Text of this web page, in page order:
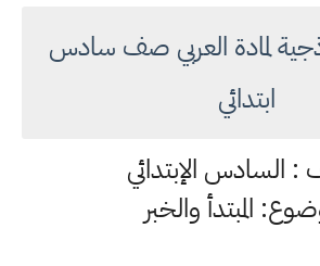
لمادة العربي صف سادس
ابتدائي
السادس الإبتدائي
المبتدأ والخبر